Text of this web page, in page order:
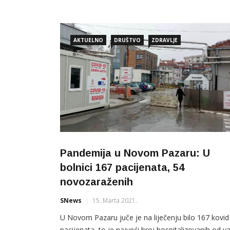
covid ambulantu, kao i broj pozitivnih nakon brzog
testa. Zavod za javno zdravlje […]
AKTUELNO DRUŠTVO ZDRAVLJE
Pandemija u Novom Pazaru: U
bolnici 167 pacijenata, 54
novozaraženih
SNews 15. Marta 2021.
U Novom Pazaru juče je na liječenju bilo 167 kovid